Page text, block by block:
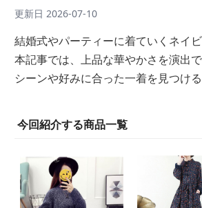
更新日 2026-07-10
結婚式やパーティーに着ていくネイ
本記事では、上品な華やかさを演出
シーンや好みに合った一着を見つけ
今回紹介する商品一覧